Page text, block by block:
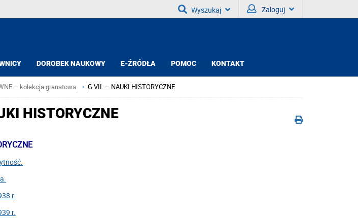
Wyszukaj Zaloguj
DOROBEK NAUKOWY E-ŹRÓDŁA POMOC KONTAKT
– kolekcja granatowa G.VII. – NAUKI HISTORYCZNE
HISTORYCZNE
r.
r.